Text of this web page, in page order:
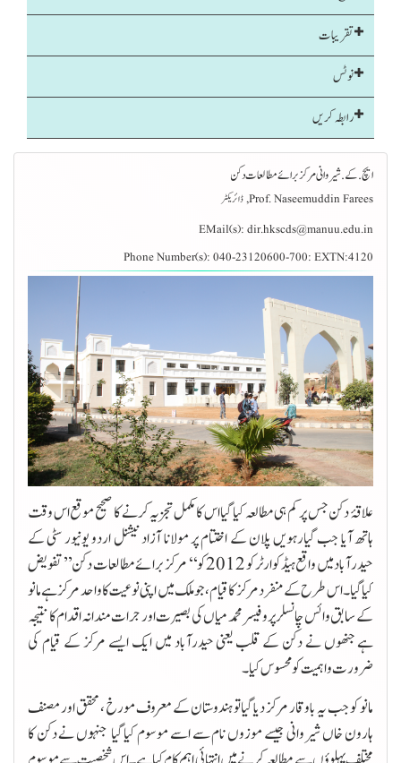
تقریبات
نوٹس
رابطہ کریں
ایچ .کے. شیروانی مرکز برائے مطالعات دکن
Prof. Naseemuddin Farees, ڈائریکٹر
EMail(s): dir.hkscds@manuu.edu.in
Phone Number(s): 040-23120600-700: EXTN:4120
علاقۂ دکن جس پر کم ہی مطالعہ کیا گیا اس کا مکمل تجزیہ کرنے کا صحیح موقع اس وقت
ہاتھ آیا جب گیارہویں پلان کے اختتام پر مولانا آزاد نیشنل اردو یونیور سٹی کے
حیدرآباد میں واقع ہیڈ کوارٹر کو 2012 کو ‘‘ مر کز برائے مطالعات دکن ’’تفویض
کیا گیا ۔اس طرح کے منفرد مرکز کا قیام، جو ملک میں اپنی نوعیت کا واحد مرکز ہے مانو
کے سابق وائس چانسلر پرو فیسر محمد میاں کی بصیرت اور جرات مندانہ اقدام کا نتیجہ
ہے جنھوں نے دکن کے قلب یعنی حیدرآباد میں ایک ایسے مرکز کے قیام کی
ضرورت و اہمیت کو محسوس کیا ۔
مانو کو جب یہ باوقار مرکز دیا گیا تو ہندوستان کے معروف مورخ ، محقق اور مصنف
ہارون خاں شیروانی جیسے موزوں نام سے اسے موسوم کیا گیا جنہوں نے دکن کا